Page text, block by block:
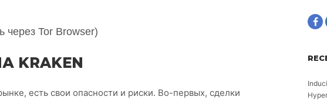
через Tor Browser)
KRAKEN
есть свои опасности и риски. Во-первых, сделки